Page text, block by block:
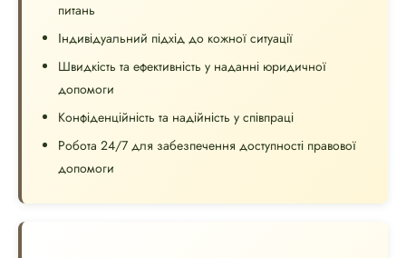
питань
Індивідуальний підхід до кожної ситуації
Швидкість та ефективність у наданні юридичної
допомоги
Конфіденційність та надійність у співпраці
Робота 24/7 для забезпечення доступності правової
допомоги